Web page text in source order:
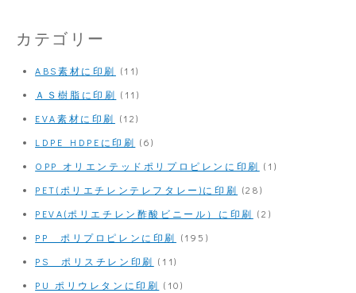
カテゴリー
ABS素材に印刷 (11)
ＡＳ樹脂に印刷 (11)
EVA素材に印刷 (12)
LDPE HDPEに印刷 (6)
OPP オリエンテッドポリプロピレンに印刷 (1)
PET(ポリエチレンテレフタレー)に印刷 (28)
PEVA(ポリエチレン酢酸ビニール）に印刷 (2)
PP ポリプロピレンに印刷 (195)
PS ポリスチレン印刷 (11)
PU ポリウレタンに印刷 (10)